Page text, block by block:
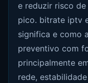
e reduzir risco
pico. bitrate iptv
significa e como
preventivo com
principalmente
rede,